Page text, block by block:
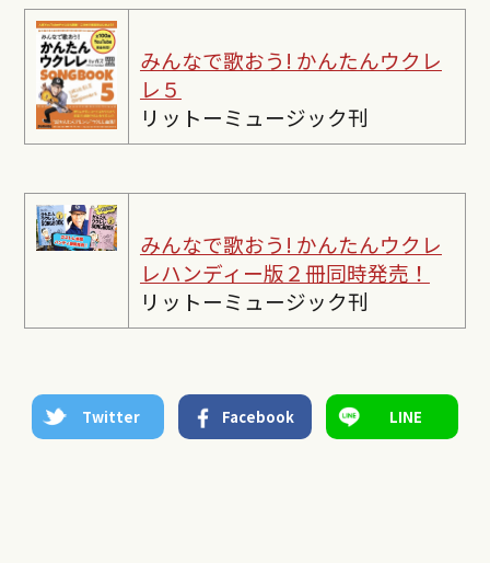
みんなで歌おう! かんたんウクレ
レ５
リットーミュージック刊
みんなで歌おう! かんたんウクレ
レハンディー版２冊同時発売！
リットーミュージック刊
Twitter Facebook LINE